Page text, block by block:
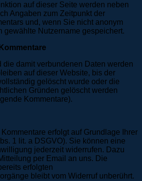
auf dieser Seite werden neben
Angaben zum Zeitpunkt der
und, wenn Sie nicht anonym
gewählte Nutzername gespeichert.
die damit verbundenen Daten werden
auf dieser Website, bis der
gelöscht wurde oder die
Gründen gelöscht werden
Kommentare).
erfolgt auf Grundlage Ihrer
1 lit. a DSGVO). Sie können eine
jederzeit widerrufen. Dazu
per Email an uns. Die
erfolgten
bleibt vom Widerruf unberührt.